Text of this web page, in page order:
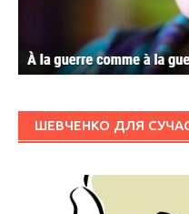
ШЕВЧЕНКО ДЛЯ